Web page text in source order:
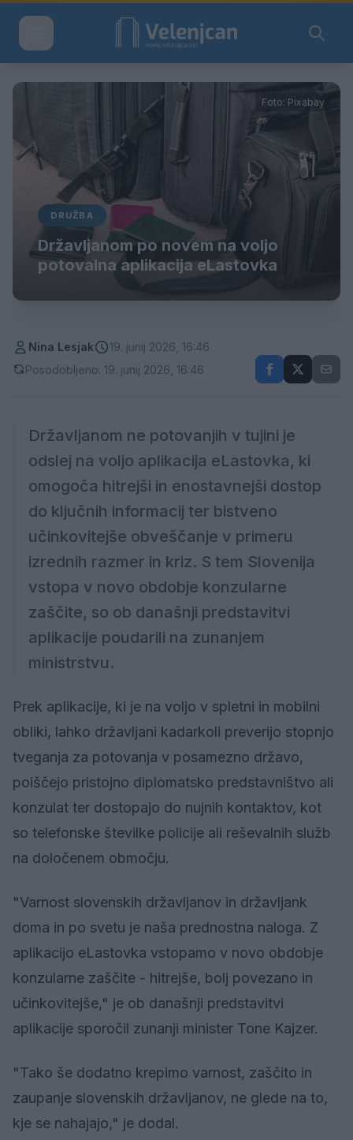
Foto: Pixabay
DRUŽBA
Državljanom po novem na voljo
potovalna aplikacija eLastovka
Nina Lesjak
19. junij 2026, 16:46
Posodobljeno: 19. junij 2026, 16:46
Državljanom ne potovanjih v tujini je
odslej na voljo aplikacija eLastovka, ki
omogoča hitrejši in enostavnejši dostop
do ključnih informacij ter bistveno
učinkovitejše obveščanje v primeru
izrednih razmer in kriz. S tem Slovenija
vstopa v novo obdobje konzularne
zaščite, so ob današnji predstavitvi
aplikacije poudarili na zunanjem
ministrstvu.
Prek aplikacije, ki je na voljo v spletni in mobilni
obliki, lahko državljani kadarkoli preverijo stopnjo
tveganja za potovanja v posamezno državo,
poiščejo pristojno diplomatsko predstavništvo ali
konzulat ter dostopajo do nujnih kontaktov, kot
so telefonske številke policije ali reševalnih služb
na določenem območju.
"Varnost slovenskih državljanov in državljank
doma in po svetu je naša prednostna naloga. Z
aplikacijo eLastovka vstopamo v novo obdobje
konzularne zaščite - hitrejše, bolj povezano in
učinkovitejše," je ob današnji predstavitvi
aplikacije sporočil zunanji minister Tone Kajzer.
"Tako še dodatno krepimo varnost, zaščito in
zaupanje slovenskih državljanov, ne glede na to,
kje se nahajajo," je dodal.